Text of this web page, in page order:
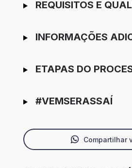
REQUISITOS E
INFORMAÇÕES
ETAPAS DO
#VEMSERASSAÍ
Compartilhar